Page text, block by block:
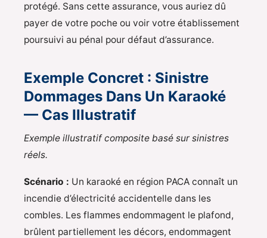
protégé. Sans cette assurance, vous auriez dû
payer de votre poche ou voir votre établissement
poursuivi au pénal pour défaut d’assurance.
Exemple Concret : Sinistre
Dommages Dans Un Karaoké
— Cas Illustratif
Exemple illustratif composite basé sur sinistres
réels.
Scénario : Un karaoké en région PACA connaît un
incendie d’électricité accidentelle dans les
combles. Les flammes endommagent le plafond,
brûlent partiellement les décors, endommagent